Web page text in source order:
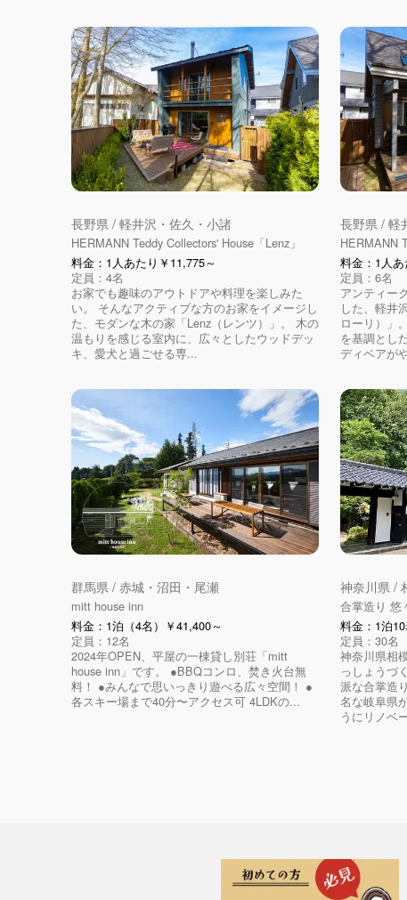
長野県 / 軽井沢・佐久・小諸
HERMANN Teddy Collectors' House「Lenz」
料金：1人あたり￥11,775～
定員：4名
お家でも趣味のアウトドアや料理を楽しみた
い。 そんなアクティブな方のお家をイメージし
た、モダンな木の家「Lenz（レンツ）」。 木の
温もりを感じる室内に、広々としたウッドデッ
キ、愛犬と過ごせる専...
長野県 / 軽
HERMANN
料金：1人
定員：6名
アンティー
した、軽井
ローリ）」
を基調とし
ディベアが
群馬県 / 赤城・沼田・尾瀬
mitt house inn
料金：1泊（4名）￥41,400～
定員：12名
2024年OPEN、平屋の一棟貸し別荘「mitt
house inn」です。 ●BBQコンロ、焚き火台無
料！ ●みんなで思いっきり遊べる広々空間！ ●
各スキー場まで40分〜アクセス可 4LDKの...
神奈川県 /
合掌造り 悠
料金：1泊
定員：30名
神奈川県相
っしょうづ
派な合掌造
名な岐阜県
うにリノベ